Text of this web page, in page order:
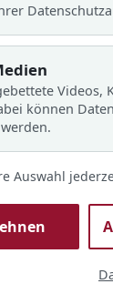
Videos,
können
Auswahl